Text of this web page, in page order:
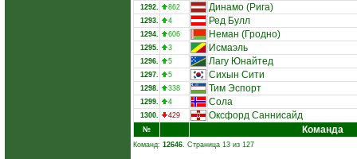
1292. 862 Динамо (Рига)
1293. 4 Ред Булл
1294. 606 Неман (Гродно)
1295. 3 Исмаэль
1296. 5 Лагу Юнайтед
1297. 5 Сихын Сити
1298. 338 Тим Эспорт
1299. 4 Сола
1300. 429 Оксфорд Саннисайд
№ Команда
Команд: 12646. Страница 13 из 127